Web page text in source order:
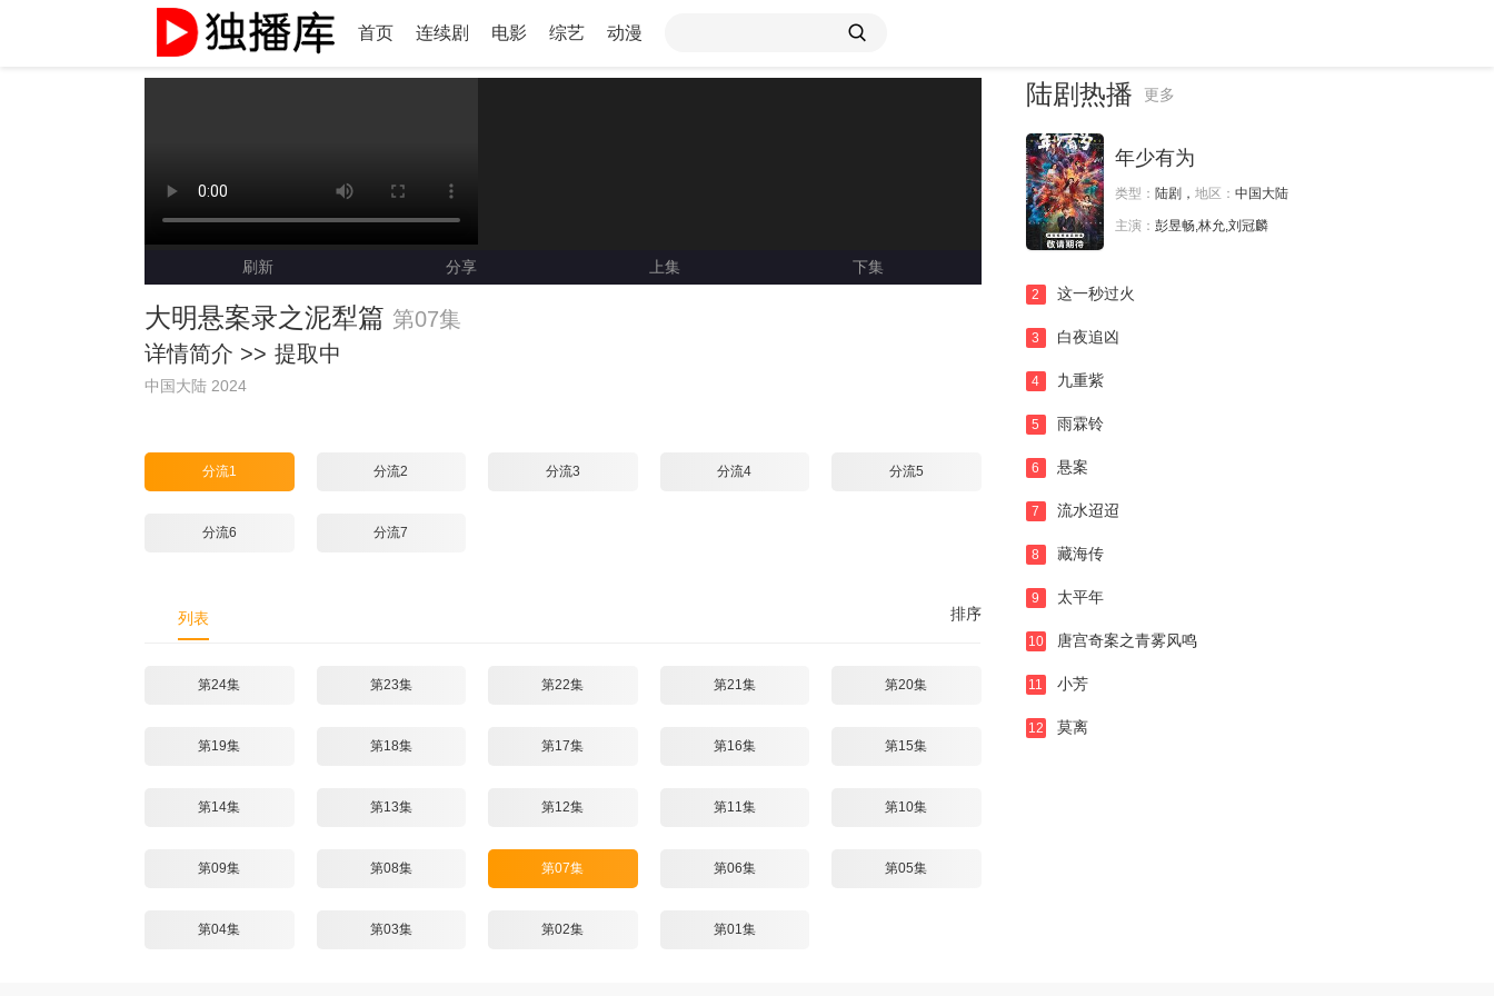
首页 连续剧 电影 综艺 动漫
刷新 分享 上集 下集
大明悬案录之泥犁篇 第07集
详情简介 >> 提取中
中国大陆 2024
分流1 分流2 分流3 分流4 分流5
分流6 分流7
排序
列表
第24集 第23集 第22集 第21集 第20集
第19集 第18集 第17集 第16集 第15集
第14集 第13集 第12集 第11集 第10集
第09集 第08集 第07集 第06集 第05集
第04集 第03集 第02集 第01集
陆剧热播 更多
年少有为
类型： 陆剧， 地区： 中国大陆
主演： 彭昱畅,林允,刘冠麟
2 这一秒过火
3 白夜追凶
4 九重紫
5 雨霖铃
6 悬案
7 流水迢迢
8 藏海传
9 太平年
10 唐宫奇案之青雾风鸣
11 小芳
12 莫离